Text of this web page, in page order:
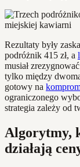
Rezultaty były
podróżnik 415 zł, a
musiał
tylko między
gotowy na
ograniczonego
strategia zależy od
Algorytmy,
działają